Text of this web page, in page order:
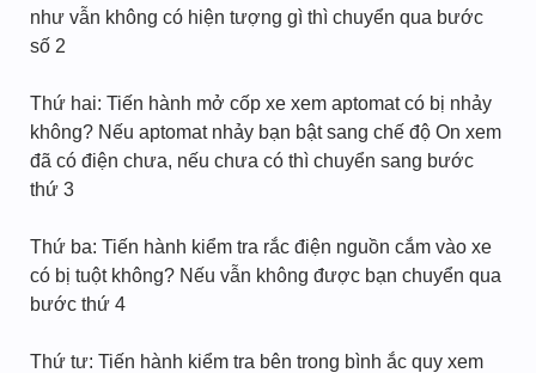
như vẫn không có hiện tượng gì thì chuyển qua bước
số 2
Thứ hai: Tiến hành mở cốp xe xem aptomat có bị nhảy
không? Nếu aptomat nhảy bạn bật sang chế độ On xem
đã có điện chưa, nếu chưa có thì chuyển sang bước
thứ 3
Thứ ba: Tiến hành kiểm tra rắc điện nguồn cắm vào xe
có bị tuột không? Nếu vẫn không được bạn chuyển qua
bước thứ 4
Thứ tư: Tiến hành kiểm tra bên trong bình ắc quy xem